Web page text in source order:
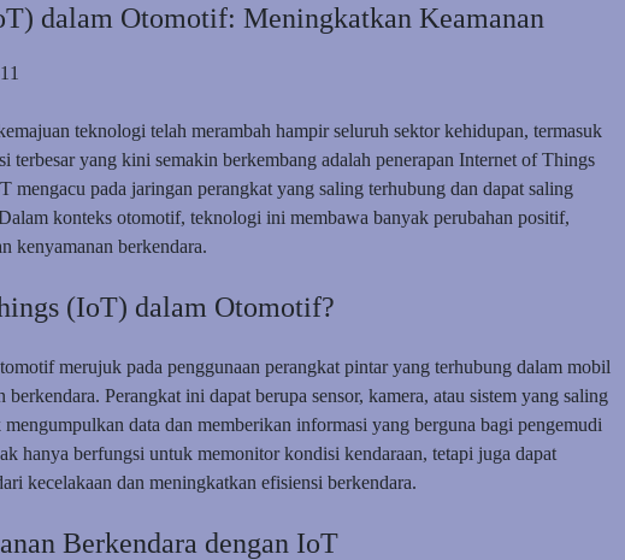
dalam Otomotif: Meningkatkan Keamanan
teknologi telah merambah hampir seluruh sektor kehidupan, termasuk
terbesar yang kini semakin berkembang adalah penerapan Internet of Things
pada jaringan perangkat yang saling terhubung dan dapat saling
konteks otomotif, teknologi ini membawa banyak perubahan positif,
kenyamanan berkendara.
(IoT) dalam Otomotif?
merujuk pada penggunaan perangkat pintar yang terhubung dalam mobil
Perangkat ini dapat berupa sensor, kamera, atau sistem yang saling
data dan memberikan informasi yang berguna bagi pengemudi
hanya berfungsi untuk memonitor kondisi kendaraan, tetapi juga dapat
kecelakaan dan meningkatkan efisiensi berkendara.
Berkendara dengan IoT